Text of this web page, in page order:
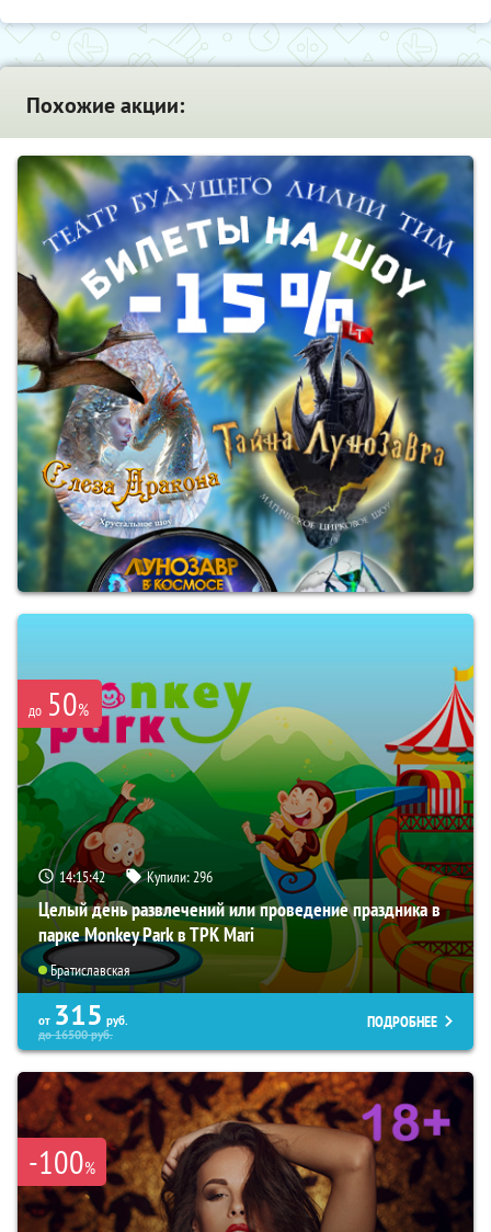
Похожие акции:
до 50%
14:15:41 Купили:296
Целый день развлечений или проведение праздника в
парке Monkey Park в ТРК Mari
Братиславская
от 315 руб.
до16500руб.
ПОДРОБНЕЕ
-100%